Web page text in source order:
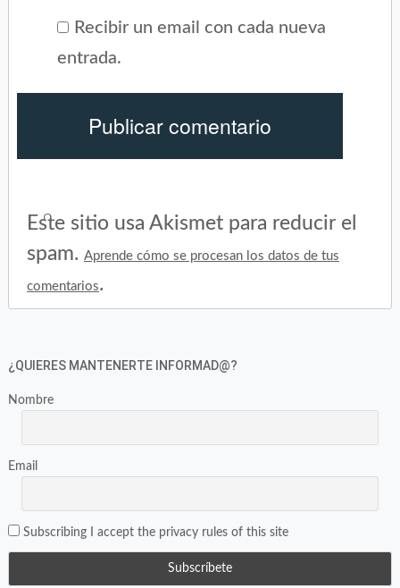
Recibir un email con cada nueva
entrada.
Este sitio usa Akismet para reducir el
spam. Aprende cómo se procesan los datos de tus
comentarios.
¿QUIERES MANTENERTE INFORMAD@?
Nombre
Email
Subscribing I accept the privacy rules of this site